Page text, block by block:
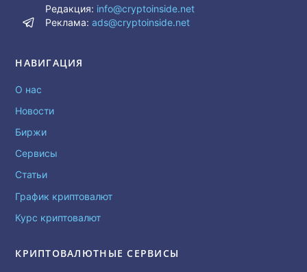
Редакция: info@cryptoinside.net
Реклама:ads@cryptoinside.net
НАВИГАЦИЯ
О нас
Новости
Биржи
Сервисы
Статьи
График криптовалют
Курс криптовалют
КРИПТОВАЛЮТНЫЕ СЕРВИСЫ